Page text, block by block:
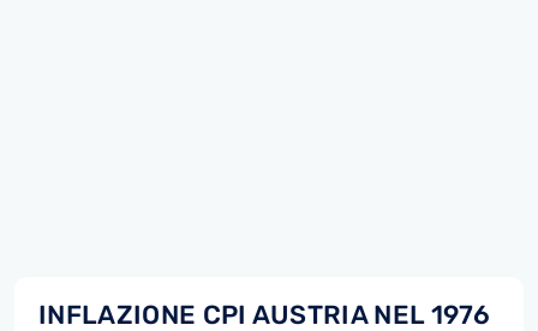
INFLAZIONE CPI AUSTRIA NEL 1976